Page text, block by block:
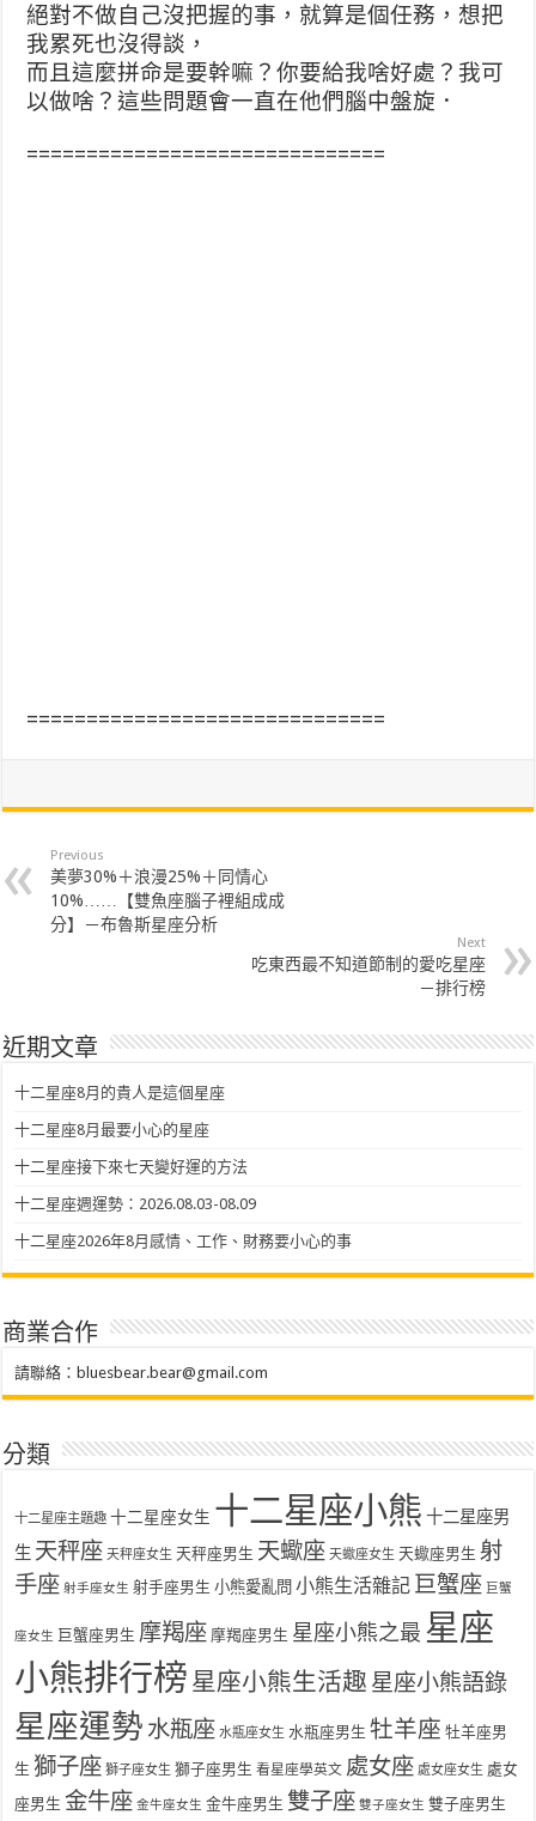
絕對不做自己沒把握的事，就算是個任務，想把
我累死也沒得談，
而且這麼拼命是要幹嘛？你要給我啥好處？我可
以做啥？這些問題會一直在他們腦中盤旋．
==============================
==============================
Previous
美夢30%＋浪漫25%＋同情心
10%……【雙魚座腦子裡組成成
分】－布魯斯星座分析
Next
吃東西最不知道節制的愛吃星座
－排行榜
近期文章
十二星座8月的貴人是這個星座
十二星座8月最要小心的星座
十二星座接下來七天變好運的方法
十二星座週運勢：2026.08.03-08.09
十二星座2026年8月感情、工作、財務要小心的事
商業合作
請聯絡：bluesbear.bear@gmail.com
分類
十二星座主題趣 十二星座女生 十二星座小熊 十二星座男
生 天秤座 天秤座女生 天秤座男生 天蠍座 天蠍座女生 天蠍座男生 射
手座 射手座女生 射手座男生 小熊愛亂問 小熊生活雜記 巨蟹座 巨蟹
座女生 巨蟹座男生 摩羯座 摩羯座男生 星座小熊之最 星座
小熊排行榜 星座小熊生活趣 星座小熊語錄
星座運勢 水瓶座 水瓶座女生 水瓶座男生 牡羊座 牡羊座男
生 獅子座 獅子座女生 獅子座男生 看星座學英文 處女座 處女座女生 處女
座男生 金牛座 金牛座女生 金牛座男生 雙子座 雙子座女生 雙子座男生